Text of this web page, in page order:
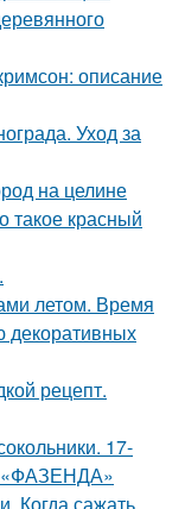
описание
Уход за
на целине
такое красный
летом. Время
декоративных
рецепт.
17-
«ФАЗЕНДА»